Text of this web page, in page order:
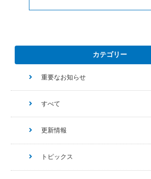
カテゴリー
重要なお知らせ
すべて
更新情報
トピックス